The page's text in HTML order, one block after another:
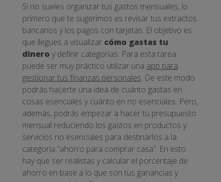
Si no sueles organizar tus gastos mensuales, lo
primero que te sugerimos es revisar tus extractos
bancarios y los pagos con tarjetas. El objetivo es
que llegues a visualizar cómo gastas tu
dinero y definir categorías. Para esta tarea
puede ser muy práctico utilizar una app para
gestionar tus finanzas personales. De este modo
podrás hacerte una idea de cuánto gastas en
cosas esenciales y cuánto en no esenciales. Pero,
además, podrás empezar a hacer tu presupuesto
mensual reduciendo los gastos en productos y
servicios no esenciales para destinarlos a la
categoría “ahorro para comprar casa”. En esto
hay que ser realistas y calcular el porcentaje de
ahorro en base a lo que son tus ganancias y